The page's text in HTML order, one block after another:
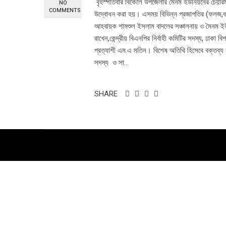
NO
COMMENTS
বৃহস্পতিবার বিকেলে উপজেলার মৈনম ইউনিয়নের
উদ্বোধন করা হয়। এসময় বিভিন্ন প্রজাপতির
আহবায়ক শামশুল ইসলাম বাদলের সঞ্চালনায় ও মৈনম
রাখেন,কেন্দ্রীয় বিএনপির নির্বাহী কমিটির সদস্য,
প্রত্যাশী এম.এ মতিন। বিশেষ অতিথি হিসেবে
সদস্য ও সা...
SHARE